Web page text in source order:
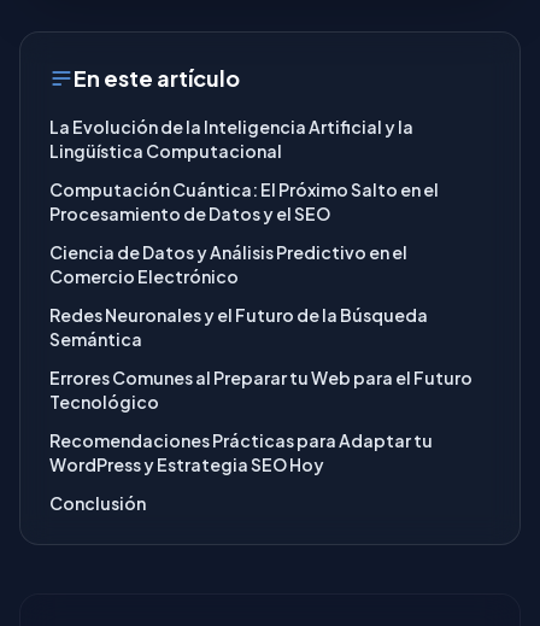
En este artículo
La Evolución de la Inteligencia Artificial y la
Lingüística Computacional
Computación Cuántica: El Próximo Salto en el
Procesamiento de Datos y el SEO
Ciencia de Datos y Análisis Predictivo en el
Comercio Electrónico
Redes Neuronales y el Futuro de la Búsqueda
Semántica
Errores Comunes al Preparar tu Web para el Futuro
Tecnológico
Recomendaciones Prácticas para Adaptar tu
WordPress y Estrategia SEO Hoy
Conclusión